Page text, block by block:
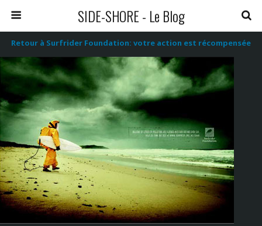
SIDE-SHORE - Le Blog
Retour à Surfrider Foundation: votre action est récompensée